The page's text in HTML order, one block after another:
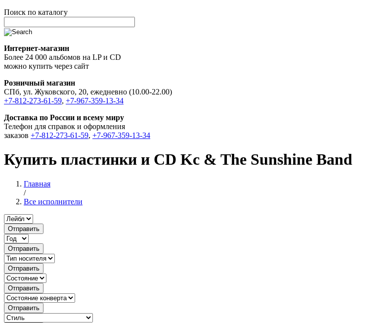
Поиск по каталогу
Интернет-магазин
Более 24 000 альбомов на LP и CD
можно купить через сайт
Розничный магазин
СПб, ул. Жуковского, 20, ежедневно (10.00-22.00)
+7-812-273-61-59, +7-967-359-13-34
Доставка по России и всему миру
Телефон для справок и оформления
заказов +7-812-273-61-59, +7-967-359-13-34
Купить пластинки и CD Kc & The Sunshine Band
Главная
/
Все исполнители
Отправить
Отправить
Отправить
Отправить
Отправить